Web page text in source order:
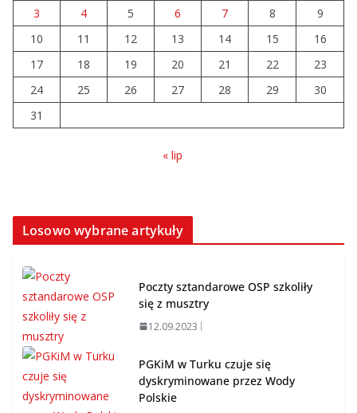
Brylant dla Turku? 255. miejsce
trudno uznać za sukces
07.08.2026
3
4 5 6 7 8
9
10
11 12 13 14 15
16
17
18 19 20 21 22
23
24
25 26 27 28 29
30
31
« lip
Losowo wybrane artykuły
Poczty sztandarowe OSP szkoliły
się z musztry
12.09.2023
PGKiM w Turku czuje się
dyskryminowane przez Wody
Polskie